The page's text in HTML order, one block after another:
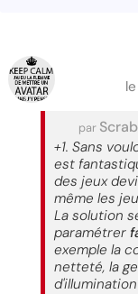
par
+1. Sans
est
des jeux
même les
La solution
paramétrer
exemple la
netteté, la